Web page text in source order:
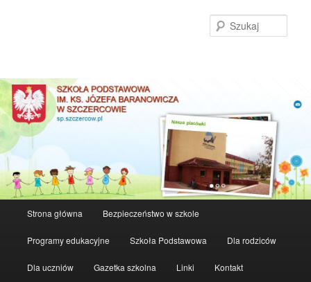
Przeskocz
do
tekstu
Przeskocz
do
widgetów
Strona główna Bezpieczeństwo w szkole
Programy edukacyjne Szkoła Podstawowa Dla rodziców
Dla uczniów Gazetka szkolna Linki Kontakt